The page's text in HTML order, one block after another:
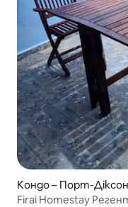
Кондо – Порт-Діксон
Firai Homestay